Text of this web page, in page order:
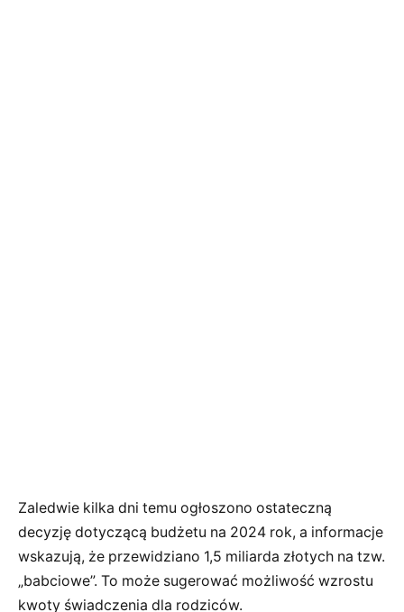
Zaledwie kilka dni temu ogłoszono ostateczną
decyzję dotyczącą budżetu na 2024 rok, a informacje
wskazują, że przewidziano 1,5 miliarda złotych na tzw.
„babciowe”. To może sugerować możliwość wzrostu
kwoty świadczenia dla rodziców.